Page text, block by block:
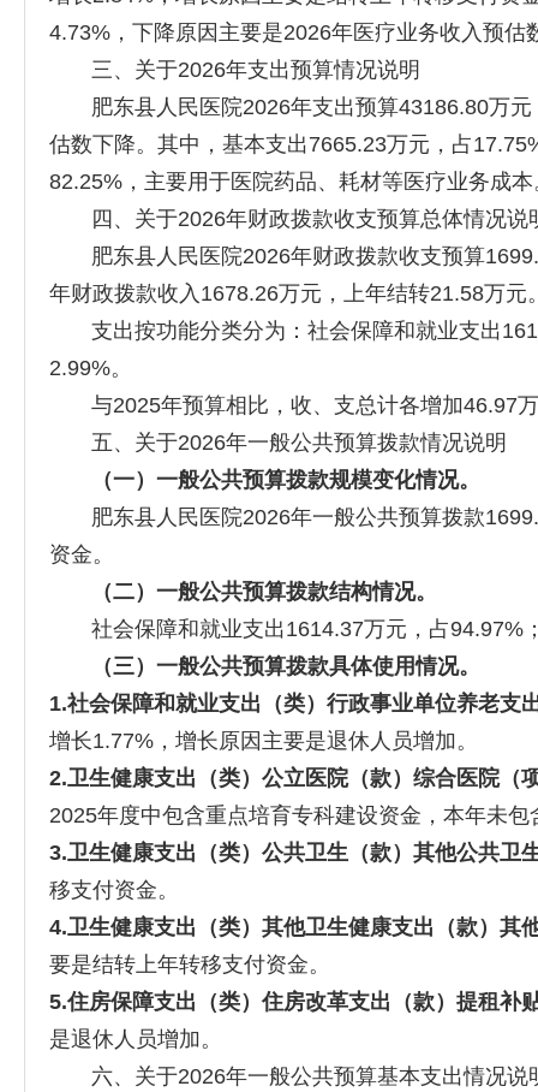
4.73%，下降原因主要是2026年医疗业务收入预估
三、关于2026年支出预算情况说明
肥东县人民医院2026年支出预算43186.80万元
估数下降。其中，基本支出7665.23万元，占
82.25%，主要用于医院药品、耗材等医疗业务成本
四、关于2026年财政拨款收支预算总体情况说
肥东县人民医院2026年财政拨款收支预算
年财政拨款收入1678.26万元，上年结转21.58万元
支出按功能分类分为：社会保障和就业支出
2.99%。
与2025年预算相比，收、支总计各增加46.97
五、关于2026年一般公共预算拨款情况说明
（一）一般公共预算拨款规模变化情况。
肥东县人民医院2026年一般公共预算拨款
资金。
（二）一般公共预算拨款结构情况。
社会保障和就业支出1614.37万元，占94.97%
（三）一般公共预算拨款具体使用情况。
1.社会保障和就业支出（类）行政事业单位养老支
增长1.77%，增长原因主要是退休人员增加。
2.卫生健康支出 （类） 公立医院（款） 综合医院（
2025年度中包含重点培育专科建设资金，本年未包
3.卫生健康支出 （类） 公共卫生 （款） 其他公共卫
移支付资金。
4.卫生健康支出 （类） 其他卫生健康支出 （款） 其
要是结转上年转移支付资金。
5.住房保障支出（类）住房改革支出（款） 提租补
是退休人员增加。
六、关于2026年一般公共预算基本支出情况说